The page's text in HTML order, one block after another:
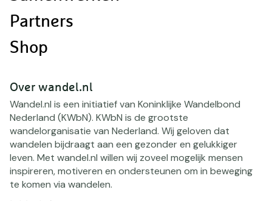
Partners
Shop
Over wandel.nl
Wandel.nl is een initiatief van Koninklijke Wandelbond
Nederland (KWbN). KWbN is de grootste
wandelorganisatie van Nederland. Wij geloven dat
wandelen bijdraagt aan een gezonder en gelukkiger
leven. Met wandel.nl willen wij zoveel mogelijk mensen
inspireren, motiveren en ondersteunen om in beweging
te komen via wandelen.